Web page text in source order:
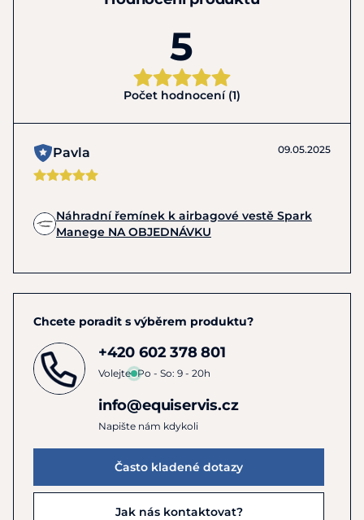
5
Počet hodnocení (1)
Pavla 09.05.2025
Náhradní řemínek k airbagové vestě Spark
Manege NA OBJEDNÁVKU
Chcete poradit s výběrem produktu?
+420 602 378 801
Volejte Po - So: 9 - 20h
info@equiservis.cz
Napište nám kdykoli
Často kladené dotazy
Jak nás kontaktovat?